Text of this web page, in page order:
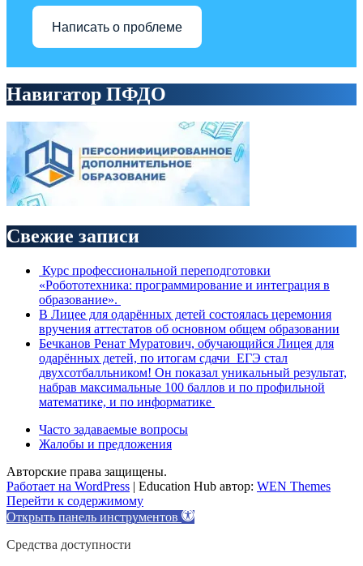
Написать о проблеме
Навигатор ПФДО
Свежие записи
Курс профессиональной переподготовки
«Робототехника: программирование и интеграция в
образование».
В Лицее для одарённых детей состоялась церемония
вручения аттестатов об основном общем образовании
Бечканов Ренат Муратович, обучающийся Лицея для
одарённых детей, по итогам сдачи ЕГЭ стал
двухсотбалльником! Он показал уникальный результат,
набрав максимальные 100 баллов и по профильной
математике, и по информатике
Часто задаваемые вопросы
Жалобы и предложения
Авторские права защищены.
Работает на WordPress | Education Hub автор: WEN Themes
Перейти к содержимому
Открыть панель инструментов
Средства доступности